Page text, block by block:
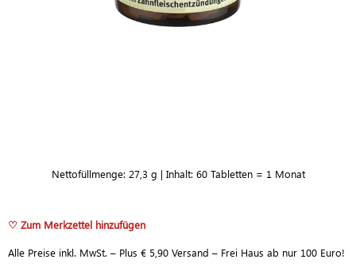
Nettofüllmenge: 27,3 g | Inhalt: 60 Tabletten = 1 Monat
♡ Zum Merkzettel hinzufügen
Alle Preise inkl. MwSt. – Plus € 5,90 Versand – Frei Haus ab nur 100 Euro!